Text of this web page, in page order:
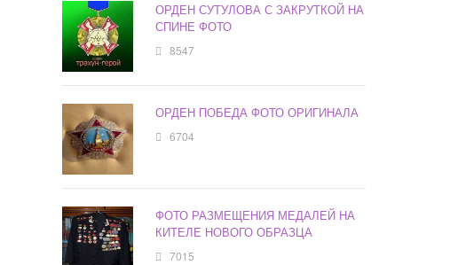
ОРДЕН СУТУЛОВА С ЗАКРУТКОЙ НА
СПИНЕ ФОТО
8547
ОРДЕН ПОБЕДА ФОТО ОРИГИНАЛА
6704
ФОТО РАЗМЕЩЕНИЯ МЕДАЛЕЙ НА
КИТЕЛЕ НОВОГО ОБРАЗЦА
7015